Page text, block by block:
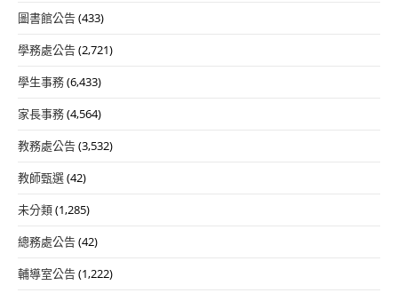
圖書館公告(433)
學務處公告(2,721)
學生事務(6,433)
家長事務(4,564)
教務處公告(3,532)
教師甄選(42)
未分類(1,285)
總務處公告(42)
輔導室公告(1,222)